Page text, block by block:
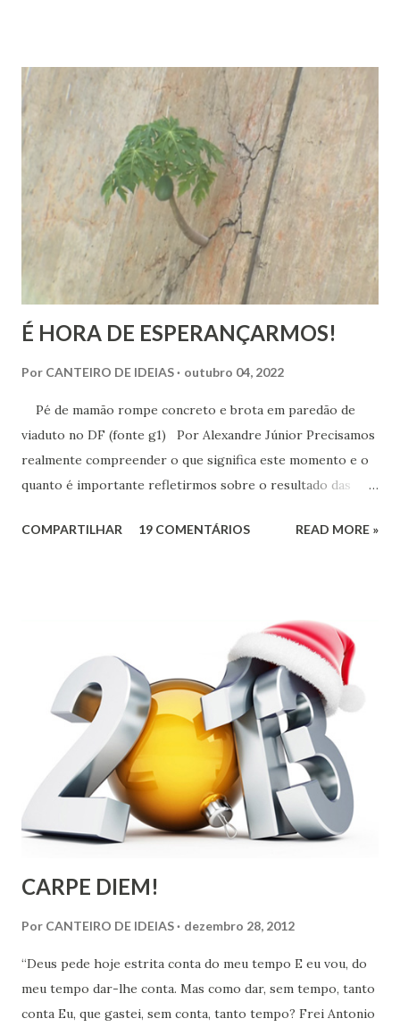
É HORA DE ESPERANÇARMOS!
Por CANTEIRO DE IDEIAS outubro 04, 2022
Pé de mamão rompe concreto e brota em paredão de
viaduto no DF (fonte g1) Por Alexandre Júnior Precisamos
realmente compreender o que significa este momento e o
quanto é importante refletirmos sobre o resultado das
esperançar! A História do Brasil é feita de invasão,
COMPARTILHAR 19 COMENTÁRIOS READ MORE »
CARPE DIEM!
Por CANTEIRO DE IDEIAS dezembro 28, 2012
“Deus pede hoje estrita conta do meu tempo E eu vou, do
meu tempo dar-lhe conta. Mas como dar, sem tempo, tanto
conta Eu, que gastei, sem conta, tanto tempo? Frei Antonio